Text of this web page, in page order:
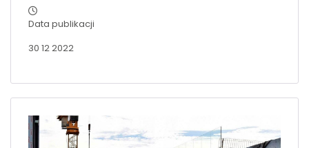
Data publikacji
30 12 2022